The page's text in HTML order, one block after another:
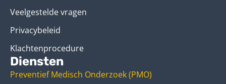
Veelgestelde vragen
Privacybeleid
Klachtenprocedure
Diensten
Preventief Medisch Onderzoek (PMO)